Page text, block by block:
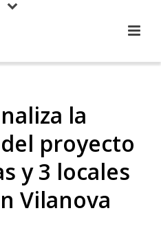
la
proyecto
y 3 locales
Vilanova